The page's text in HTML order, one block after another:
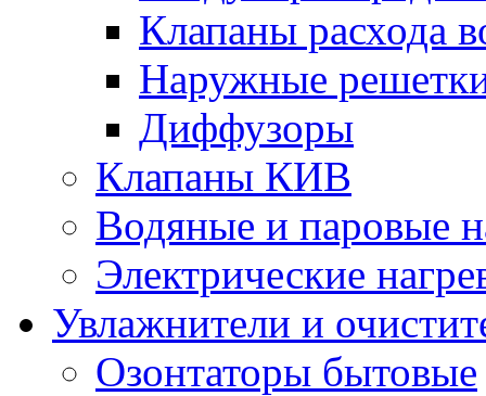
Клапаны расхода
Наружные
Диффузоры
Клапаны КИВ
Водяные и паровые
Электрические
Увлажнители и
Озонтаторы бытовые